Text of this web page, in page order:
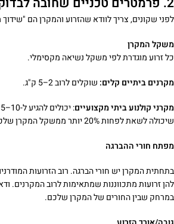
לפני שקונים, צריך לוודא שהזרוע והמקרן הם
משקל המקרן
כל זרוע מוגדרת לפי משקל נשיאה מקסימלי.
מקרנים ביתיים קלים: שוקלים לרוב 2–5 ק"ג.
מקרני קולנוע ביתי מקצועיים
שיכולה לשאת לפחות 20% יותר ממשקל המקרן שלכם לביטחון מקסימלי.
מפתח חורי ההברגה
בתחתית המקרן יש חורי הברגה. רוב הזרועות
להן זרועות מתכווננות שמתאימות לרוב המקרנים.
במרחק שבין החורים של המקרן שלכם.